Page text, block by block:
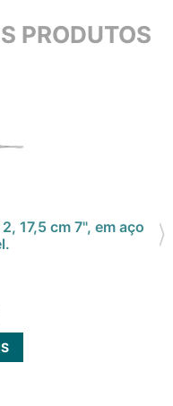
PRODUTOS
17,5 cm 7", em aço